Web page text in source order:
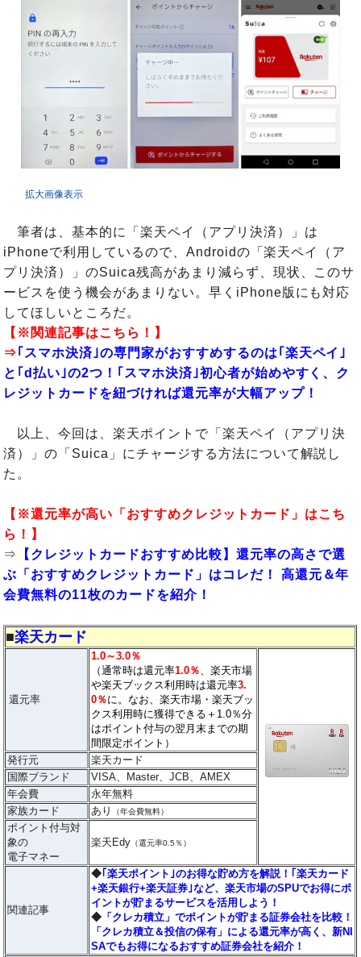
拡大画像表示
筆者は、基本的に「楽天ペイ（アプリ決済）」は
iPhoneで利用しているので、Androidの「楽天ペイ（ア
プリ決済）」のSuica残高があまり減らず、現状、このサ
ービスを使う機会があまりない。早くiPhone版にも対応
してほしいところだ。
【※関連記事はこちら！】
⇒｢スマホ決済｣の専門家がおすすめするのは｢楽天ペイ｣
と｢d払い｣の2つ！｢スマホ決済｣初心者が始めやすく、ク
レジットカードを紐づければ還元率が大幅アップ！
以上、今回は、楽天ポイントで「楽天ペイ（アプリ決
済）」の「Suica」にチャージする方法について解説し
た。
【※還元率が高い「おすすめクレジットカード」はこち
ら！】
⇒
【クレジットカードおすすめ比較】還元率の高さで選
ぶ「おすすめクレジットカード」はコレだ！ 高還元＆年
会費無料の11枚のカードを紹介！
■楽天カード
還元率
1.0～3.0％
（通常時は還元率1.0％、楽天市場
や楽天ブックス利用時は還元率3.
0％に。なお、楽天市場・楽天ブッ
クス利用時に獲得できる＋1.0％分
はポイント付与の翌月末までの期
間限定ポイント）
発行元
楽天カード
国際ブランド
VISA、Master、JCB、AMEX
年会費
永年無料
家族カード
あり （年会費無料）
ポイント付与対
象の
電子マネー
楽天Edy （還元率0.5％）
関連記事
◆｢楽天ポイント｣のお得な貯め方を解説！｢楽天カード
+楽天銀行+楽天証券｣など、楽天市場のSPUでお得にポ
イントが貯まるサービスを活用しよう！
◆ 「クレカ積立」でポイントが貯まる証券会社を比較！
「クレカ積立＆投信の保有」による還元率が高く、新NI
SAでもお得になるおすすめ証券会社を紹介！